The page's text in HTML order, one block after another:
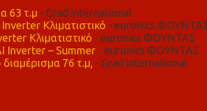
63 τ.μ - Grad international
Κλιματιστικό - euronics
Κλιματιστικό - euronics ΦΟΥΝΤΑΣ
Inverter – Summer- euronics ΦΟΥΝΤΑΣ
76 τ.μ, - Grad international